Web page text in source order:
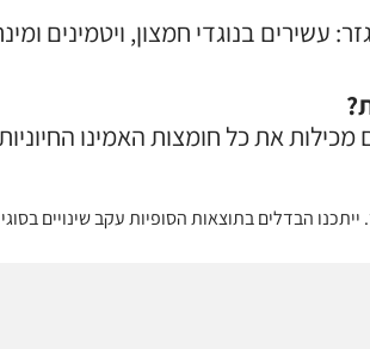
עשירים בנוגדי חמצון, ויטמינים
את כל חומצות האמינו
הבדלים בתוצאות הסופיות עקב שינויים